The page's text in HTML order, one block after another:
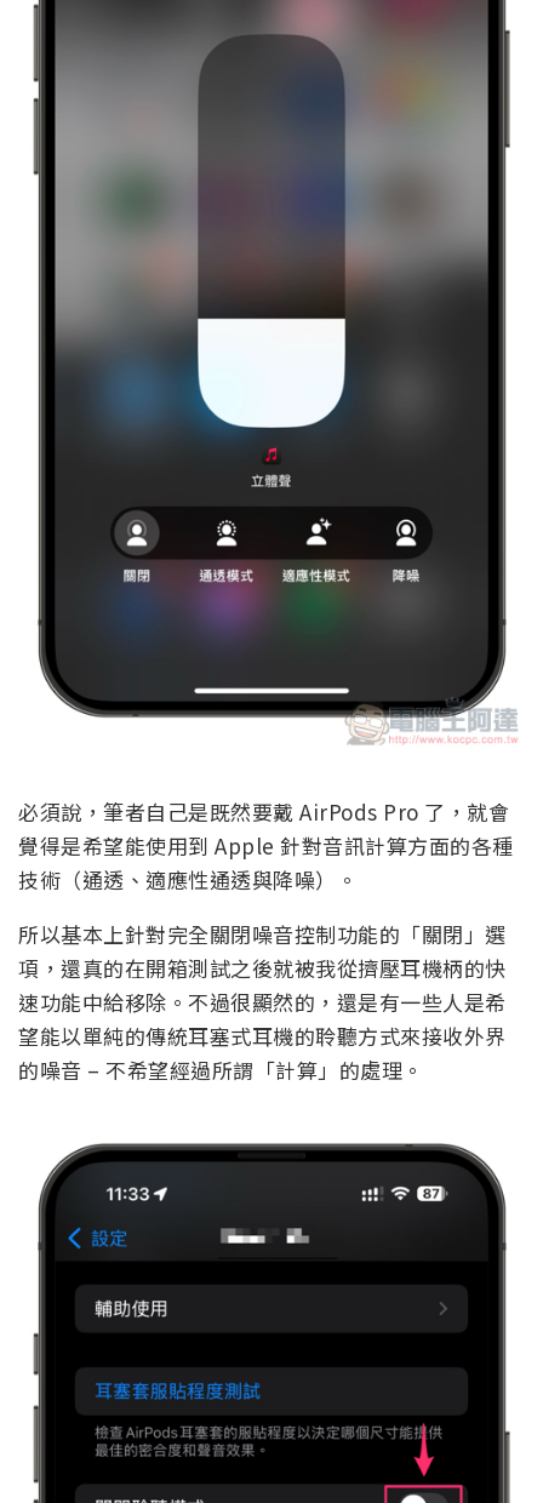
必須說，筆者自己是既然要戴 AirPods Pro 了，就會
覺得是希望能使用到 Apple 針對音訊計算方面的各種
技術（通透、適應性通透與降噪）。
所以基本上針對完全關閉噪音控制功能的「關閉」選
項，還真的在開箱測試之後就被我從擠壓耳機柄的快
速功能中給移除。不過很顯然的，還是有一些人是希
望能以單純的傳統耳塞式耳機的聆聽方式來接收外界
的噪音 – 不希望經過所謂「計算」的處理。